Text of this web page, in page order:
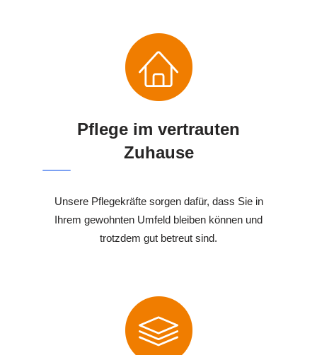
Pflege im vertrauten
Zuhause
Unsere Pflegekräfte sorgen dafür, dass Sie in
Ihrem gewohnten Umfeld bleiben können und
trotzdem gut betreut sind.